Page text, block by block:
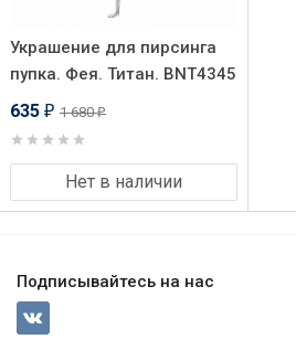
Украшение для пирсинга
пупка. Фея. Титан. BNT4345
635 ₽ 1 680₽
Нет в наличии
Подписывайтесь на нас